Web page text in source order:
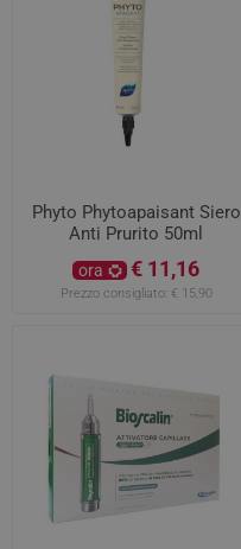
Phyto Phytoapaisant Siero
Anti Prurito 50ml
ora € 11,16
Prezzo consigliato: € 15,90